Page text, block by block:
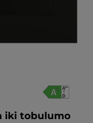
iki tobulumo